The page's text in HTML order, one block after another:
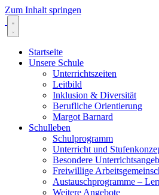
Zum Inhalt springen
Startseite
Unsere Schule
Unterrichtszeiten
Leitbild
Inklusion & Diversität
Berufliche Orientierung
Margot Barnard
Schulleben
Schulprogramm
Unterricht und
Besondere
Freiwillige
Austauschprogramme –
Weitere Angebote